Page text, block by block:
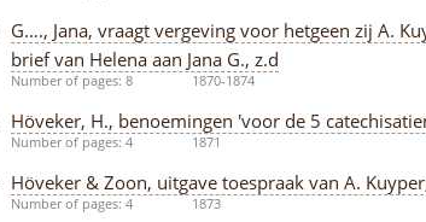
G…., Jana, vraagt vergeving voor hetgeen zij A.
brief van Helena aan Jana G., z.d
Number of pages: 8 1870-1874
Höveker, H., benoemingen 'voor de 5
Number of pages: 4 1871
Höveker & Zoon, uitgave toespraak van A.
Number of pages: 4 1873